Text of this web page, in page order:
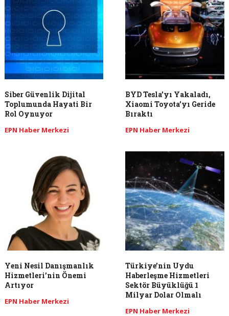
Siber Güvenlik Dijital
Toplumunda Hayati Bir
Rol Oynuyor
EPN Haber Merkezi
BYD Tesla’yı Yakaladı,
Xiaomi Toyota’yı Geride
Bıraktı
EPN Haber Merkezi
Yeni Nesil Danışmanlık
Hizmetleri’nin Önemi
Artıyor
EPN Haber Merkezi
Türkiye’nin Uydu
Haberleşme Hizmetleri
Sektör Büyüklüğü 1
Milyar Dolar Olmalı
EPN Haber Merkezi